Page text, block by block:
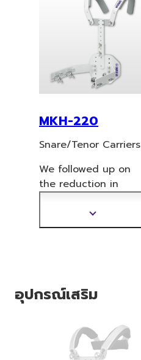
MKH-220
Snare/Tenor Carriers
We followed up on
the reduction in
minimal burden for
children.
แสดง
ข้อมูล
อุปกรณ์เสริม